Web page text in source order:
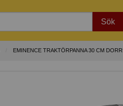
Sök
EMINENCE TRAKTÖRPANNA 30 CM